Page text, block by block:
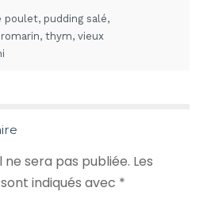
poulet, pudding salé,
romarin,thym,vieux
sera pas publiée. Les
indiqués avec *